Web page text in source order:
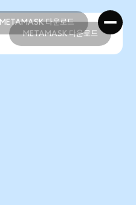
METAMASK 다운로드
METAMASK 다운로드
METAMASK 다운로드